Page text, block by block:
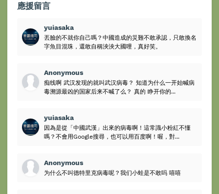
應援留言
yuiasaka
丟臉的不就你自己嗎？中國造成的災難不敢承認，只敢換名
字魚目混珠，還敢自稱泱泱大國哩，真好笑。
Anonymous
痴线啊 武汉发现的就叫武汉病毒？ 知道为什么一开始喊病
毒溯源最凶的国家后来不喊了么？ 真的 睁开你的...
yuiasaka
因為是從「中國武漢」出來的病毒啊！這常識小粉紅不懂
嗎？不會用Google搜尋，也可以用百度啊！喔，對...
Anonymous
为什么不叫德特里克病毒呢？我们小蛙是不敢吗 嘻嘻